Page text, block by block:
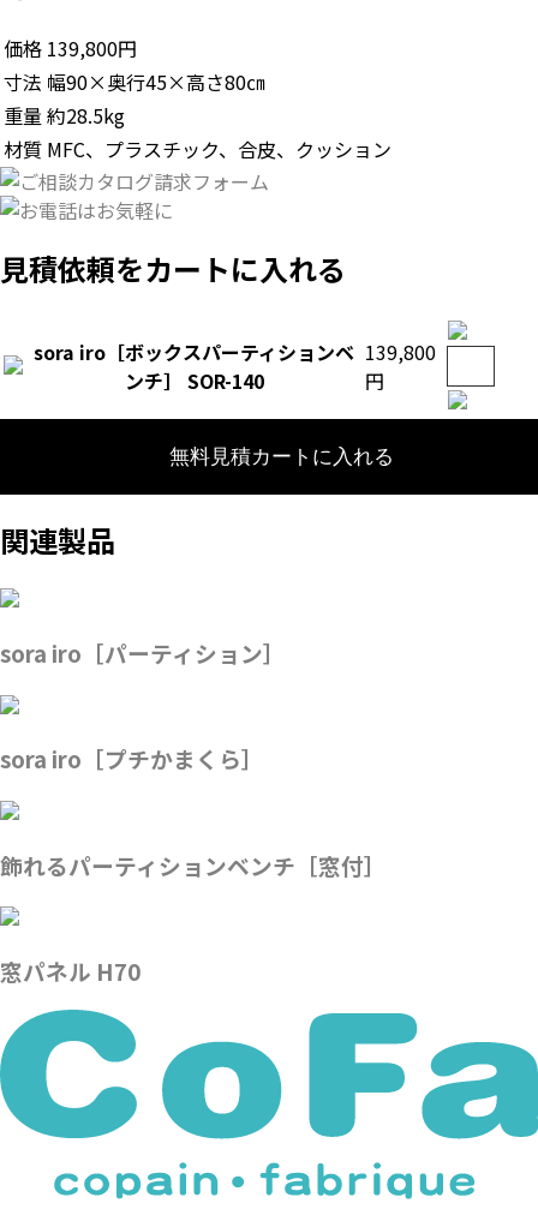
価格 139,800円
寸法 幅90×奥行45×高さ80㎝
重量 約28.5kg
材質 MFC、プラスチック、合皮、クッション
見積依頼をカートに入れる
sora iro［ボックスパーティションベ
ンチ］
SOR-140
139,800
円
無料見積カートに入れる
関連製品
sora iro［パーティション］
sora iro［プチかまくら］
飾れるパーティションベンチ［窓付］
窓パネル H70